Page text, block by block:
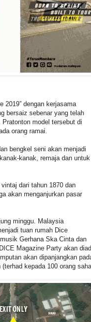
2019” dengan kerjasama
bersaiz sebenar yang telah
model tersebut di
orang ramai.
bengkel seni akan menjadi
kanak, remaja dan untuk
dari tahun 1870 dan
akan menganjurkan pasar
minggu. Malaysia
tuan rumah Dice
Gerhana Ska Cinta dan
Magazine Party akan
akan dipanjangkan
kepada 100 orang